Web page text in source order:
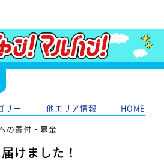
リー 他エリア情報 HOME
の寄付・募金
けました！